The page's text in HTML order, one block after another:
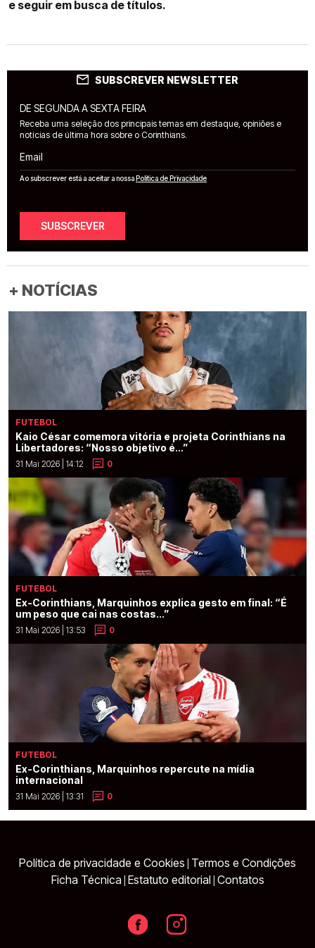
e seguir em busca de títulos.
SUBSCREVER NEWSLETTER
DE SEGUNDA A SEXTA FEIRA
Receba uma seleção dos principais temas em destaque, opiniões e
notícias de última hora sobre o Corinthians.
Email
Ao subscrever está a aceitar a nossaPolítica de Privacidade
SUBSCREVER
+ NOTÍCIAS
FUTEBOL
Kaio César comemora vitória e projeta Corinthians na
Libertadores: “Nosso objetivo é...”
31 Mai 2026 | 14:12 0
FUTEBOL
Ex-Corinthians, Marquinhos explica gesto em final: “É
um peso que cai nas costas...”
31 Mai 2026 | 13:53 0
FUTEBOL
Ex-Corinthians, Marquinhos repercute na mídia
internacional
31 Mai 2026 | 13:31 0
Política de privacidade e Cookies Termos e Condições
Ficha Técnica Estatuto editorial Contatos